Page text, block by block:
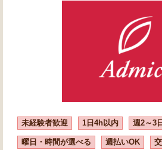
未経験者歓迎 1日4h以内 週2～3
曜日・時間が選べる 週払いOK